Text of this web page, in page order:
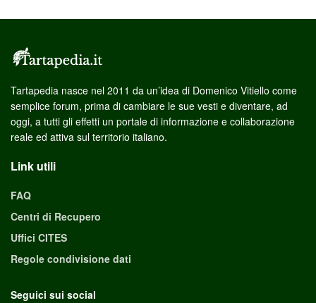
Tartapedia nasce nel 2011 da un’idea di Domenico Vitiello come
semplice forum, prima di cambiare le sue vesti e diventare, ad
oggi, a tutti gli effetti un portale di informazione e collaborazione
reale ed attiva sul territorio italiano.
Link utili
FAQ
Centri di Recupero
Uffici CITES
Regole condivisione dati
Seguici sui social